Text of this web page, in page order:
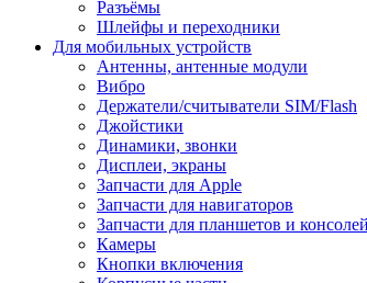
Разъёмы
Шлейфы и переходники
Для мобильных устройств
Антенны, антенные модули
Вибро
Держатели/считыватели SIM/Flash
Джойстики
Динамики, звонки
Дисплеи, экраны
Запчасти для Apple
Запчасти для навигаторов
Запчасти для планшетов и консолей
Камеры
Кнопки включения